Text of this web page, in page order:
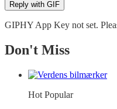
Reply with GIF
GIPHY App Key not set.
Don't Miss
Hot Popular